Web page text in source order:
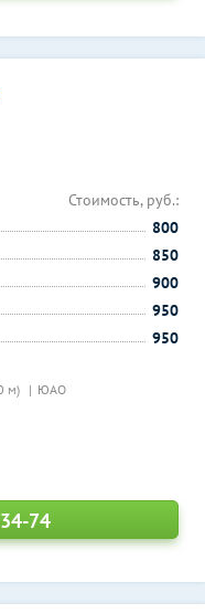
м) ЮАО
Стоимость, руб.:
800
850
900
950
950
74